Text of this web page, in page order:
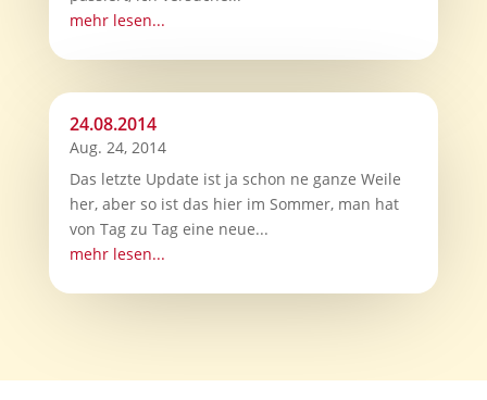
mehr lesen...
24.08.2014
Aug. 24, 2014
Das letzte Update ist ja schon ne ganze Weile
her, aber so ist das hier im Sommer, man hat
von Tag zu Tag eine neue...
mehr lesen...